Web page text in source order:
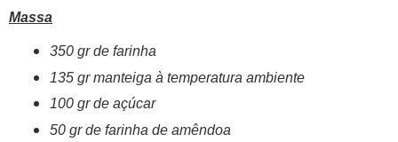
Massa
350 gr de farinha
135 gr manteiga à temperatura ambiente
100 gr de açúcar
50 gr de farinha de amêndoa